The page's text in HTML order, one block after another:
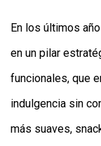
En los últimos
en un pilar
funcionales, que
indulgencia sin
más suaves,